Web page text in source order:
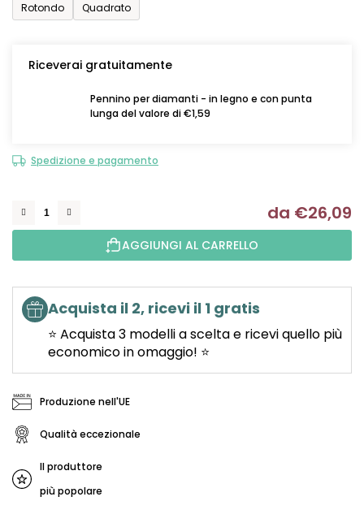
Rotondo
Quadrato
Riceverai gratuitamente
Pennino per diamanti - in legno e con punta
lunga del valore di €1,59
Spedizione e pagamento
da €26,09
AGGIUNGI AL CARRELLO
Acquista il 2, ricevi il 1 gratis
⭐ Acquista 3 modelli a scelta e ricevi quello più
economico in omaggio! ⭐
Produzione nell'UE
Qualità eccezionale
Il produttore
più popolare